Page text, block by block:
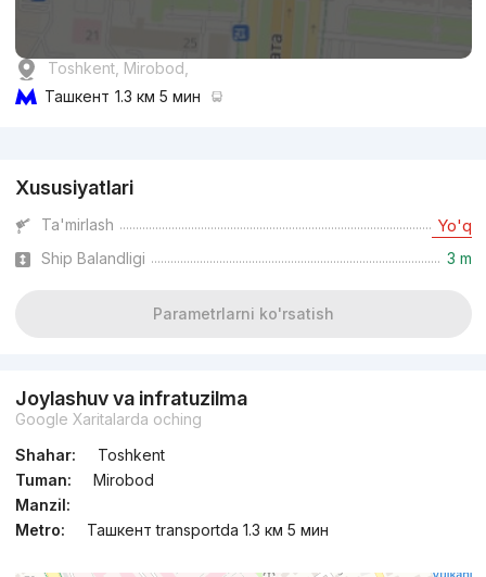
Toshkent, Mirobod,
Ташкент 1.3 км 5 мин
Xususiyatlari
Ta'mirlash Yo'q
Ship Balandligi 3 m
Parametrlarni ko'rsatish
Joylashuv va infratuzilma
Google Xaritalarda oching
Shahar:
Toshkent
Tuman:
Mirobod
Manzil:
Metro:
Ташкент transportda 1.3 км 5 мин